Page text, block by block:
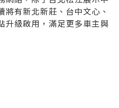
有新北新莊、台中文心、
升級啟用，滿足更多車主與